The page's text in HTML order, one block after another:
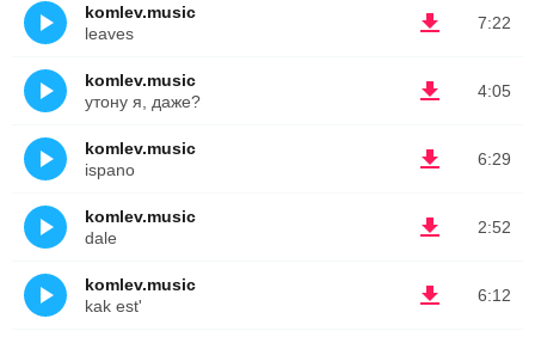
7:22
komlev.music
leaves
4:05
komlev.music
утону я, даже?
6:29
komlev.music
ispano
2:52
komlev.music
dale
6:12
komlev.music
kak est'